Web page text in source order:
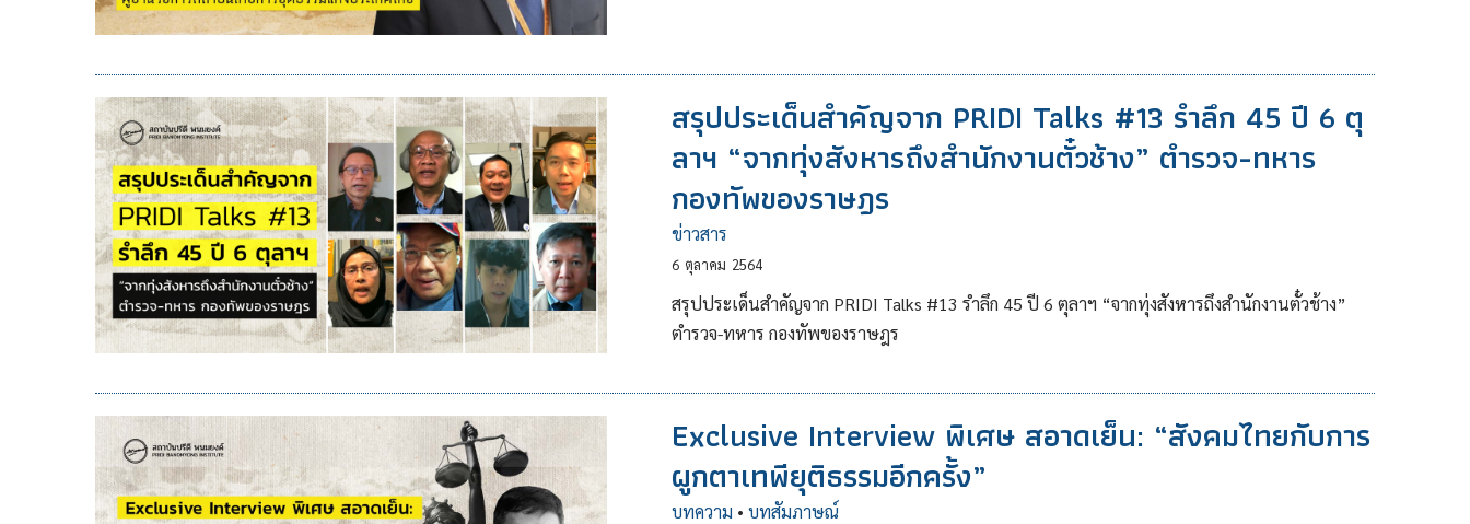
สรุปประเด็นสำคัญจาก PRIDI Talks #13 รำลึก 45 ปี 6 ตุ
ลาฯ “จากทุ่งสังหารถึงสำนักงานตั๋วช้าง” ตำรวจ-ทหาร
กองทัพของราษฎร
ข่าวสาร
6 ตุลาคม 2564
สรุปประเด็นสำคัญจาก PRIDI Talks #13 รำลึก 45 ปี 6 ตุลาฯ “จากทุ่งสังหารถึงสำนักงานตั๋วช้าง”
ตำรวจ-ทหาร กองทัพของราษฎร
Exclusive Interview พิเศษ สอาดเย็น: “สังคมไทยกับการ
ผูกตาเทพียุติธรรมอีกครั้ง”
บทความ • บทสัมภาษณ์